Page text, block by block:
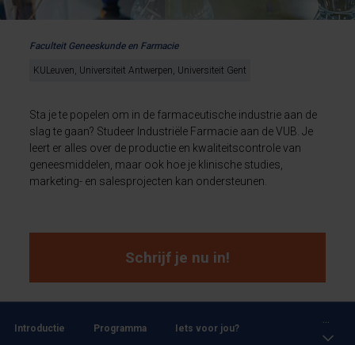
Faculteit Geneeskunde en Farmacie
KULeuven, Universiteit Antwerpen, Universiteit Gent
Sta je te popelen om in de farmaceutische industrie aan de
slag te gaan? Studeer Industriële Farmacie aan de VUB. Je
leert er alles over de productie en kwaliteitscontrole van
geneesmiddelen, maar ook hoe je klinische studies,
marketing- en salesprojecten kan ondersteunen.
Schrijf je nu in!
Introductie Programma Iets voor jou?